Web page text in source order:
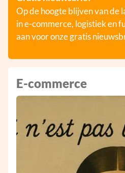
Op de hoogte blijven van de
in e-commerce, logistiek en
aan voor onze gratis
E-commerce